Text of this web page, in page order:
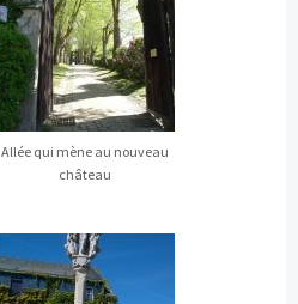
Allée qui mène au nouveau
château